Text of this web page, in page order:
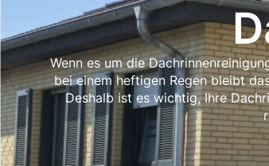
Wenn es um die
bei einem heftigen Regen bleibt
Deshalb ist es wichtig, Ihre